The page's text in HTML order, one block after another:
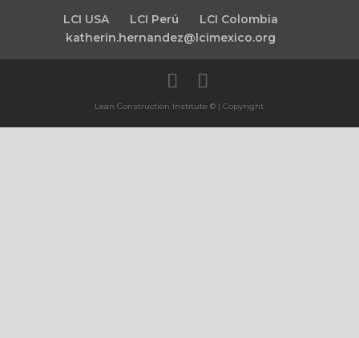
LCI USA LCI Perú
LCI Colombia
katherin.hernandez@lcimexico.org
Lean Construction Institute © | Copyright